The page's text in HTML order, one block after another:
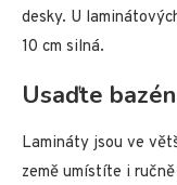
desky. U
10 cm silná.
Usaďte
Lamináty jsou ve
země umístíte i